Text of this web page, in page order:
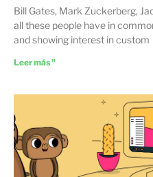
Bill Gates, Mark Zuckerberg,
all these people have in
and showing interest in custom
Leer más "